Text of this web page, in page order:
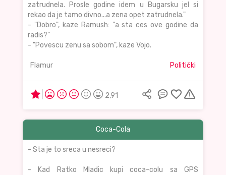
zatrudnela. Prosle godine idem u Bugarsku jel si
rekao da je tamo divno...a zena opet zatrudnela."
- "Dobro", kaze Ramush: "a sta ces ove godine da
radis?"
- "Povescu zenu sa sobom", kaze Vojo.
Flamur Politički
2,91
Coca-Cola
- Sta je to sreca u nesreci?
- Kad Ratko Mladic kupi coca-colu sa GPS